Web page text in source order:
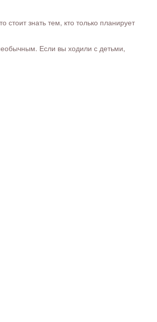
знать тем, кто только планирует
Если вы ходили с детьми,